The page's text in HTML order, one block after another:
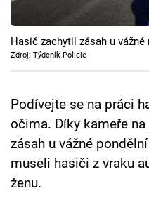
Cool Esport
Pořady
Sledujte prima+
Přihlášení
Hasič zachytil zásah u
Zdroj: Týdeník Policie
Podívejte se na práci
očima. Díky kameře
zásah u vážné
museli hasiči z vraku
ženu.